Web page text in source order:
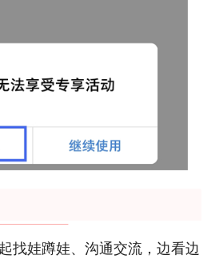
找娃蹲娃、沟通交流，边看边